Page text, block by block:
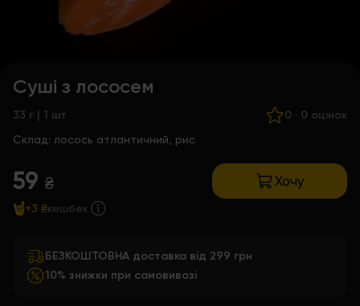
Суші з лососем
33 г | 1 шт 0 · 0 оцінок
Склад: лосось атлантичний, рис
59 ₴ Хочу
+3 ₴кешбек
БЕЗКОШТОВНА доставка від 299 грн
10% знижки при самовивозі